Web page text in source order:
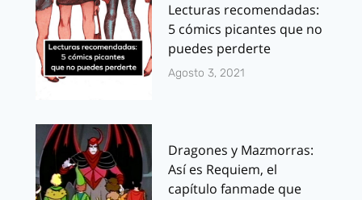
Lecturas recomendadas:
5 cómics picantes que no
puedes perderte
Agosto 3, 2021
Dragones y Mazmorras:
Así es Requiem, el
capítulo fanmade que